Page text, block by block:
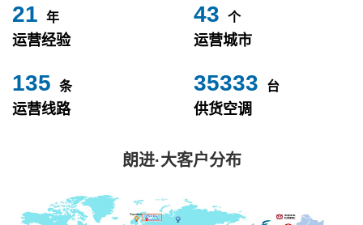
24 年
运营经验
49 个
运营城市
153 条
运营线路
40000 台
供货空调
朗进·大客户分布